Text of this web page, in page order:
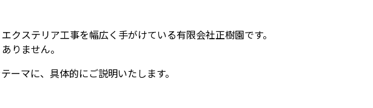
ステリア工事を幅広く手がけている有限会社正樹園です。
りません。
ーマに、具体的にご説明いたします。